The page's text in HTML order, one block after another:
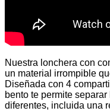
Nuestra lonchera con
un material irrompible
Diseñada con 4
bento te permite
diferentes, incluida una